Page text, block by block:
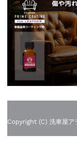
Copyright (C) 洗車屋